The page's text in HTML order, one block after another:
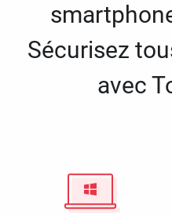
Sécurisez
avec